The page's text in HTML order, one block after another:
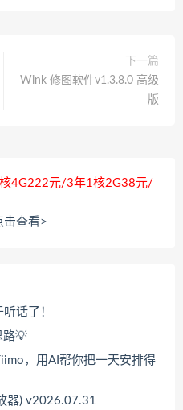
下一篇
Wink 修图软件v1.3.8.0 高级
版
4G222元/3年1核2G38元/
击查看>
话了！
路💡
，用AI帮你把一天安排得
器) v2026.07.31